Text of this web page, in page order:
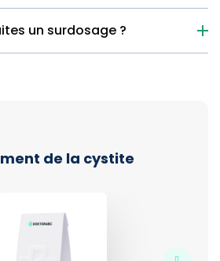
un surdosage ?
de la cystite